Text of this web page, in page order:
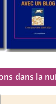
dans la